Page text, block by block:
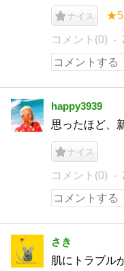
ナイス ★5
コメント(0)
happy3939
思ったほど、
ナイス
コメント(0)
さき
肌にトラブル